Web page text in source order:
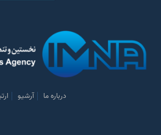
درباره ما آرشیو